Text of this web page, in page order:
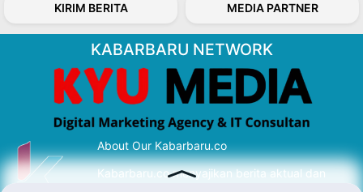
KIRIM BERITA MEDIA PARTNER
KABARBARU NETWORK
About Our Kabarbaru.co
Kabarbaru.co menyajikan berita aktual dan